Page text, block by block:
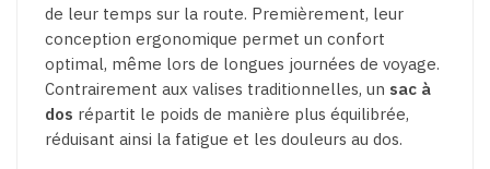
de leur temps sur la route. Premièrement, leur
conception ergonomique permet un confort
optimal, même lors de longues journées de voyage.
Contrairement aux valises traditionnelles, un sac à
dos répartit le poids de manière plus équilibrée,
réduisant ainsi la fatigue et les douleurs au dos.